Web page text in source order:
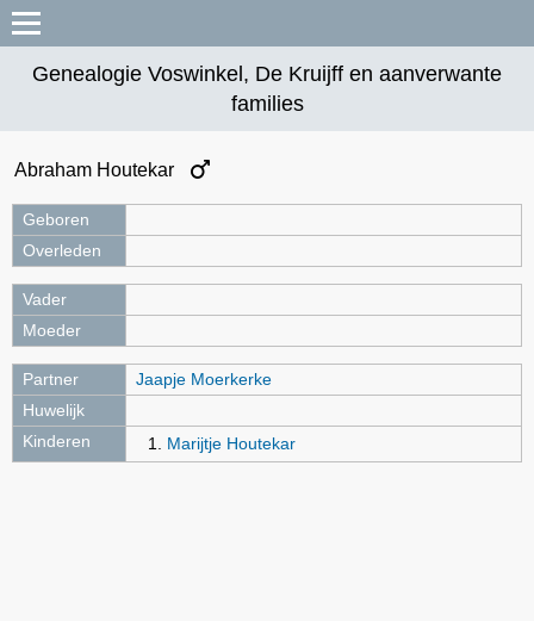
Genealogie Voswinkel, De Kruijff en aanverwante
families
Abraham Houtekar
Geboren
Overleden
Vader
Moeder
Partner
Jaapje Moerkerke
Huwelijk
Kinderen
Marijtje Houtekar